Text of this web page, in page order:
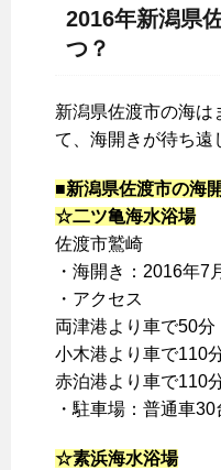
2016年新潟県
つ？
新潟県佐渡市の海は
て、海開きが待ち遠
■新潟県佐渡市の海
☆二ツ亀海水浴場
佐渡市鷲崎
・海開き：2016年7
・アクセス
両津港より車で50分
小木港より車で110
赤泊港より車で110
・駐車場：普通車30
☆素浜海水浴場